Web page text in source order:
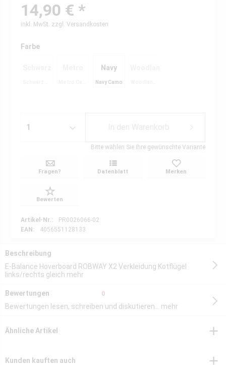
14,90 € *
inkl. MwSt. zzgl. Versandkosten
Farbe
Navy Camo
Navy
Bitte wählen Sie Ihre gewünschte Variante
Fragen? Datenblatt Merken
Bewerten
Artikel-Nr.:
PR0026066-02
EAN:
4056551128133
Beschreibung
E-Balance Hoverboard ROBWAY X2 Verkleidung Kotflügel
links/rechts gleich mehr
Bewertungen 0
Bewertungen lesen, schreiben und diskutieren... mehr
Ähnliche Artikel
Kunden kauften auch